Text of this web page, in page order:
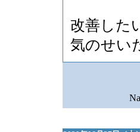
改善した
気のせい